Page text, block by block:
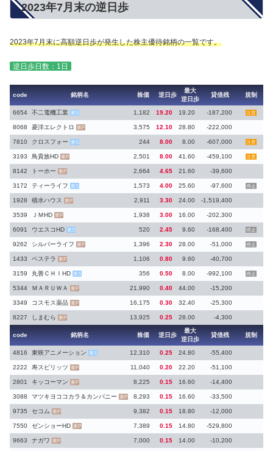
2023年7月末の逆日歩
2023年7月末に高額逆日歩が発生した株主優待銘柄の一覧です。
逆日歩日数：1日
code 銘柄名 株価 逆日歩
最大
逆日歩
貸借残 規制
6654 不二電機工業 東S 1,182 19.20 19.20 -187,200 注意
8068 菱洋エレクトロ 東P 3,575 12.10 28.80 -222,000
7810 クロスフォー 東S 244 8.00 8.00 -607,000 注意
3193 鳥貴族HD 東P 2,501 8.00 41.60 -459,100 注意
8142 トーホー 東P 2,664 4.65 21.60 -39,600
3172 ティーライフ 東S 1,573 4.00 25.60 -97,600 停止
1928 積水ハウス 東P 2,911 3.30 24.00 -1,519,400
3539 ＪＭHD 東P 1,938 3.00 16.00 -202,300
6091 ウエスコHD 東S 520 2.45 9.60 -168,400 停止
9262 シルバーライフ 東P 1,396 2.30 28.00 -51,000 停止
1433 ベステラ 東P 1,106 0.80 9.60 -40,700
3159 丸善ＣＨＩHD 東S 356 0.50 8.00 -992,100 停止
5344 ＭＡＲＵＷＡ 東P 21,990 0.40 44.00 -15,200
3349 コスモス薬品 東P 16,175 0.30 32.40 -25,300
8227 しまむら 東P 13,925 0.25 28.00 -4,300
code 銘柄名 株価 逆日歩
最大
逆日歩
貸借残 規制
4816 東映アニメーション 東S 12,310 0.25 24.80 -55,400
2222 寿スピリッツ 東P 11,040 0.20 22.20 -51,100
2801 キッコーマン 東P 8,225 0.15 16.60 -14,400
3088 マツキヨココカラ＆カンパニー 東P 8,293 0.15 16.60 -33,500
9735 セコム 東P 9,382 0.15 18.80 -12,000
7550 ゼンショーHD 東P 7,389 0.15 14.80 -529,800
9663 ナガワ 東P 7,000 0.15 14.00 -10,200